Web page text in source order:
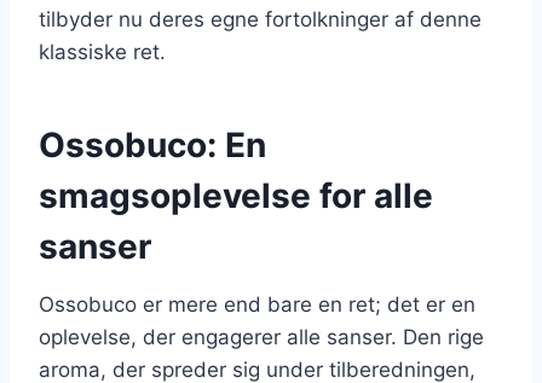
tilbyder nu deres egne fortolkninger af denne
klassiske ret.
Ossobuco: En
smagsoplevelse for alle
sanser
Ossobuco er mere end bare en ret; det er en
oplevelse, der engagerer alle sanser. Den rige
aroma, der spreder sig under tilberedningen,